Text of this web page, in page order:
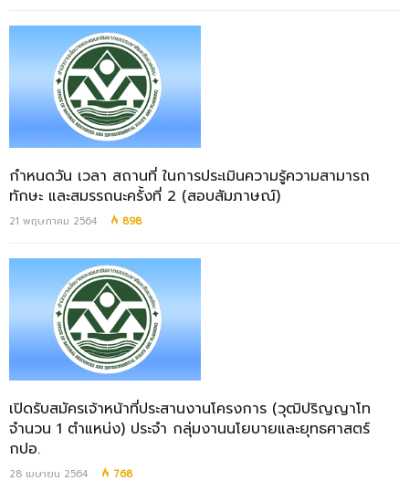
กำหนดวัน เวลา สถานที่ ในการประเมินความรู้ความสามารถ
ทักษะ และสมรรถนะครั้งที่ 2 (สอบสัมภาษณ์)
21 พฤษภาคม 2564 898
เปิดรับสมัครเจ้าหน้าที่ประสานงานโครงการ (วุฒิปริญญาโท
จำนวน 1 ตำแหน่ง) ประจำ กลุ่มงานนโยบายและยุทธศาสตร์
กปอ.
28 เมษายน 2564 768